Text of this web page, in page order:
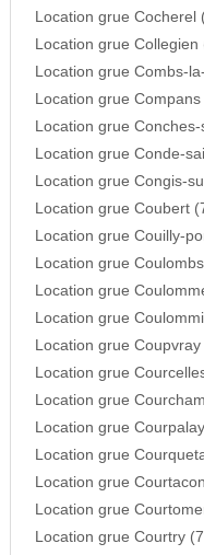
Location grue Cocherel
Location grue Collegien
Location grue Combs-
Location grue
Location grue
Location grue Conde-
Location grue Congis-
Location grue Coubert
Location grue Couilly-
Location grue
Location grue
Location grue
Location grue
Location grue
Location grue
Location grue
Location grue
Location grue
Location grue
Location grue Courtry